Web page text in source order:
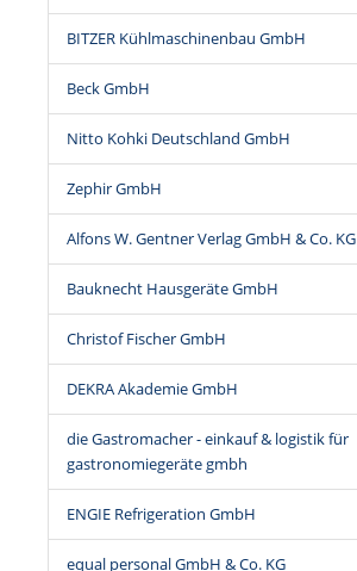
BITZER Kühlmaschinenbau GmbH
Beck GmbH
Nitto Kohki Deutschland GmbH
Zephir GmbH
Alfons W. Gentner Verlag GmbH & Co. KG
Bauknecht Hausgeräte GmbH
Christof Fischer GmbH
DEKRA Akademie GmbH
die Gastromacher - einkauf & logistik für
gastronomiegeräte gmbh
ENGIE Refrigeration GmbH
equal personal GmbH & Co. KG